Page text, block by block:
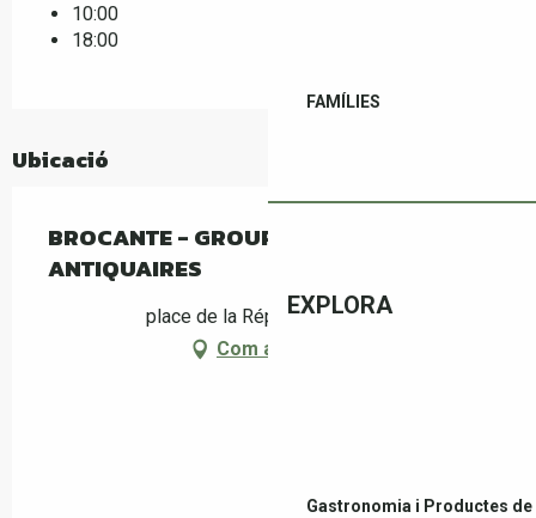
FAMÍLIES
EXPLORA
Gastronomia i Productes
10:00
18:00
Ubicació
BROCANTE - GROUPEMENT DES
ANTIQUAIRES
place de la République, Céret
Com arribar-hi